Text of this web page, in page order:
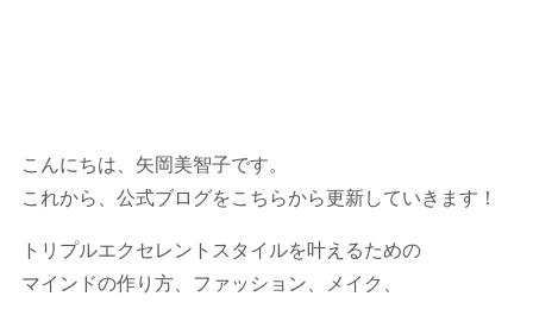
こんにちは、矢岡美智子です。
これから、公式ブログをこちらから更新していきます！
トリプルエクセレントスタイルを叶えるための
マインドの作り方、ファッション、メイク、